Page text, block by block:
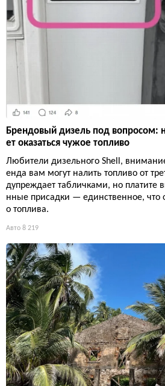
Брендовый дизель под вопросом:
ет оказаться чужое топливо
Любители дизельного Shell,
енда вам могут налить топливо от
дупреждает табличками, но платите
нные присадки — единственное, что
о топлива.
Авто 8 219